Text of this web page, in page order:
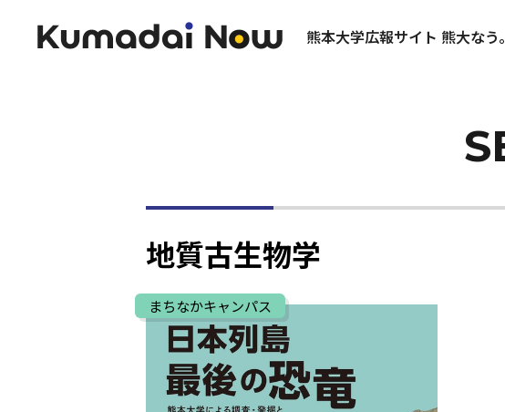
熊本大学広報サイト 熊大なう。
地質古生物学
まちなかキャンパス